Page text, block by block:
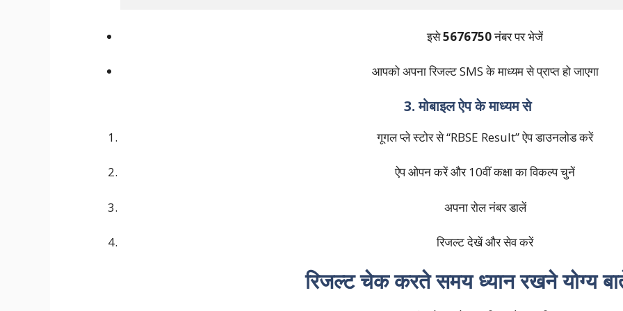
इसे5676750नंबर पर भेजें
आपको अपना रिजल्ट SMS के माध्यम से प्राप्त हो जाएगा
3. मोबाइल ऐप के माध्यम से
गूगल प्ले स्टोर से “RBSE Result” ऐप डाउनलोड करें
ऐप ओपन करें और 10वीं कक्षा का विकल्प चुनें
अपना रोल नंबर डालें
रिजल्ट देखें और सेव करें
रिजल्ट चेक करते समय ध्यान रखने योग्य